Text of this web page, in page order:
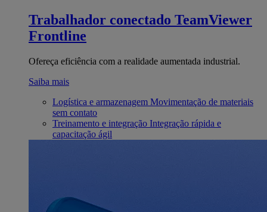
Trabalhador conectado TeamViewer
Frontline
Ofereça eficiência com a realidade aumentada industrial.
Saiba mais
Logística e armazenagem Movimentação de materiais
sem contato
Treinamento e integração Integração rápida e
capacitação ágil